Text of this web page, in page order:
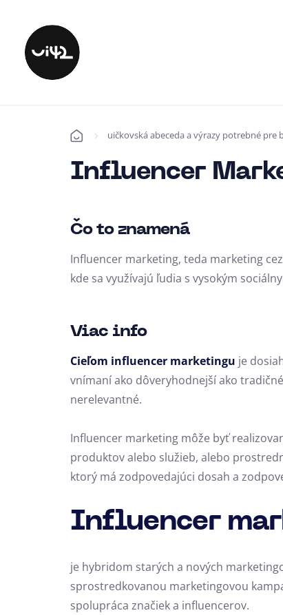
Úvod uičkovská abeceda a výrazy potrebné pre
Influencer
Čo to znamená
Influencer marketing, teda marketing
kde sa využívajú ľudia s vysokým
Viac info
Cieľom influencer marketingu je
vnímaní ako dôveryhodnejší ako
nerelevantné.
Influencer marketing môže byť
produktov alebo služieb, alebo
ktorý má zodpovedajúci dosah a
Influencer
je hybridom starých a nových
sprostredkovanou marketingovou
spolupráca značiek a influencerov.